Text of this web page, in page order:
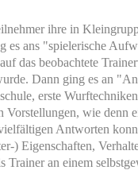
ihre in
es ans "spielerische
das beobachtete
Dann ging es an
erste
Vorstellungen, wie denn
Antworten
) Eigenschaften,
Trainer an einem